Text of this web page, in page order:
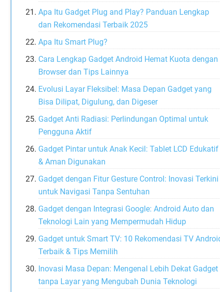
Apa Itu Gadget Plug and Play? Panduan Lengkap
dan Rekomendasi Terbaik 2025
Apa Itu Smart Plug?
Cara Lengkap Gadget Android Hemat Kuota dengan
Browser dan Tips Lainnya
Evolusi Layar Fleksibel: Masa Depan Gadget yang
Bisa Dilipat, Digulung, dan Digeser
Gadget Anti Radiasi: Perlindungan Optimal untuk
Pengguna Aktif
Gadget Pintar untuk Anak Kecil: Tablet LCD Edukatif
& Aman Digunakan
Gadget dengan Fitur Gesture Control: Inovasi Terkini
untuk Navigasi Tanpa Sentuhan
Gadget dengan Integrasi Google: Android Auto dan
Teknologi Lain yang Mempermudah Hidup
Gadget untuk Smart TV: 10 Rekomendasi TV
Terbaik & Tips Memilih
Inovasi Masa Depan: Mengenal Lebih Dekat Gadget
tanpa Layar yang Mengubah Dunia Teknologi